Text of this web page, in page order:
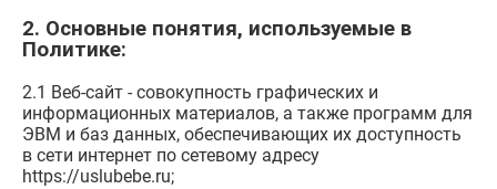
2. Основные понятия, используемые в
Политике:
2.1 Веб-сайт - совокупность графических и
информационных материалов, а также программ для
ЭВМ и баз данных, обеспечивающих их доступность
в сети интернет по сетевому адресу
https://uslubebe.ru;